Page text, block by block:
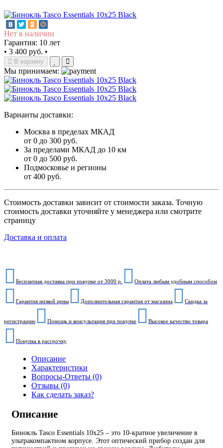
Нет в наличии
Гарантия: 10 лет
• 3 400 руб. •
В корзину
Мы принимаем:
Варианты доставки:
Москва в пределах МКАД
от 0 до 300 руб.
За пределами МКАД до 10 км
от 0 до 500 руб.
Подмосковье и регионы
от 400 руб.
Стоимость доставки зависит от стоимости заказа. Точную
стоимость доставки уточняйте у менеджера или смотрите
страницу
Доставка и оплата
Бесплатная доставка при покупке от 3000 р. Оплата любым удобным способом
Гарантия низкой цены Дополнительная гарантия от магазина Скидка за
регистрацию Помощь и консультация при покупке Высокое качество товара
Покупка в рассрочку
Описание
Характеристики
Вопросы-Ответы (0)
Отзывы (0)
Как сделать заказ?
Описание
Бинокль Tasco Essentials 10x25 – это 10-кратное увеличение в
ультракомпактном корпусе. Этот оптический прибор создан для